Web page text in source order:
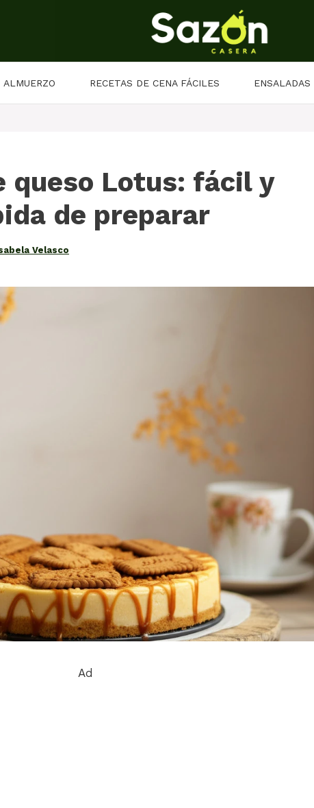
ALMUERZO RECETAS DE CENA FÁCILES ENSALADAS
queso Lotus: fácil y
de preparar
Velasco
Ad